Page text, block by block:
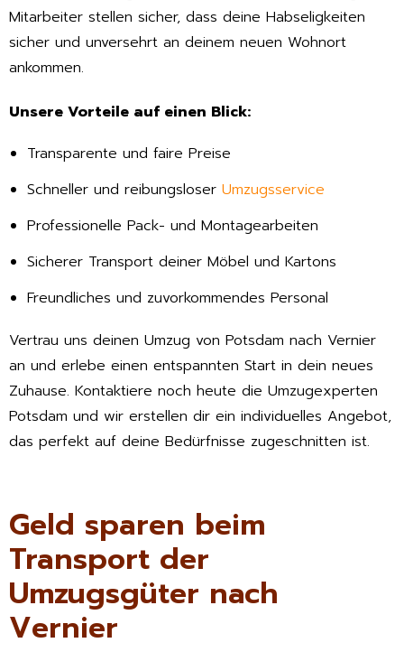
Mitarbeiter stellen sicher, dass deine Habseligkeiten
sicher und unversehrt an deinem neuen Wohnort
ankommen.
Unsere Vorteile auf einen Blick:
Transparente und faire Preise
Schneller und reibungsloser Umzugsservice
Professionelle Pack- und Montagearbeiten
Sicherer Transport deiner Möbel und Kartons
Freundliches und zuvorkommendes Personal
Vertrau uns deinen Umzug von Potsdam nach Vernier
an und erlebe einen entspannten Start in dein neues
Zuhause. Kontaktiere noch heute die Umzugexperten
Potsdam und wir erstellen dir ein individuelles Angebot,
das perfekt auf deine Bedürfnisse zugeschnitten ist.
Geld sparen beim
Transport der
Umzugsgüter nach
Vernier